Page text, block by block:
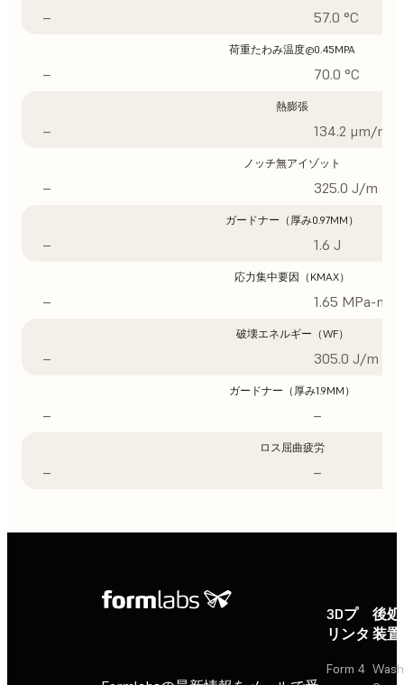
– 57.0 °C
荷重たわみ温度@0.45MPA
– 70.0 °C
熱膨張
– 134.2 μm/m/
ノッチ無アイゾット
– 325.0 J/m
ガードナー（厚み0.97MM）
– 1.6 J
応力集中要因（KMAX）
– 1.65 MPa-m1/
破壊エネルギー（WF）
– 305.0 J/m
ガードナー（厚み1.9MM）
– –
ロス屈曲疲労
– –
3Dプ
リンタ
Form 4
後
装置